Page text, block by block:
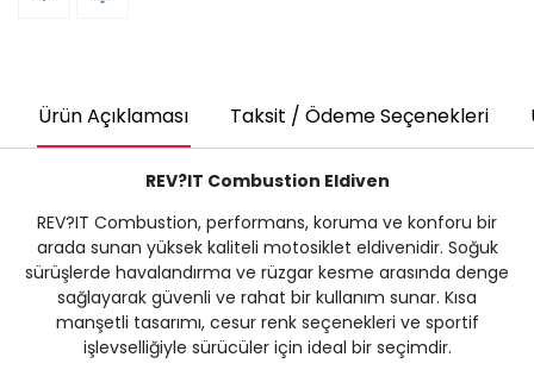
Ürün Açıklaması Taksit / Ödeme Seçenekleri
REV?IT Combustion Eldiven
REV?IT Combustion, performans, koruma ve konforu bir
arada sunan yüksek kaliteli motosiklet eldivenidir. Soğuk
sürüşlerde havalandırma ve rüzgar kesme arasında denge
sağlayarak güvenli ve rahat bir kullanım sunar. Kısa
manşetli tasarımı, cesur renk seçenekleri ve sportif
işlevselliğiyle sürücüler için ideal bir seçimdir.